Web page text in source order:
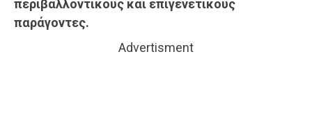
περιβαλλοντικούς και επιγενετικούς
παράγοντες.
Advertisment